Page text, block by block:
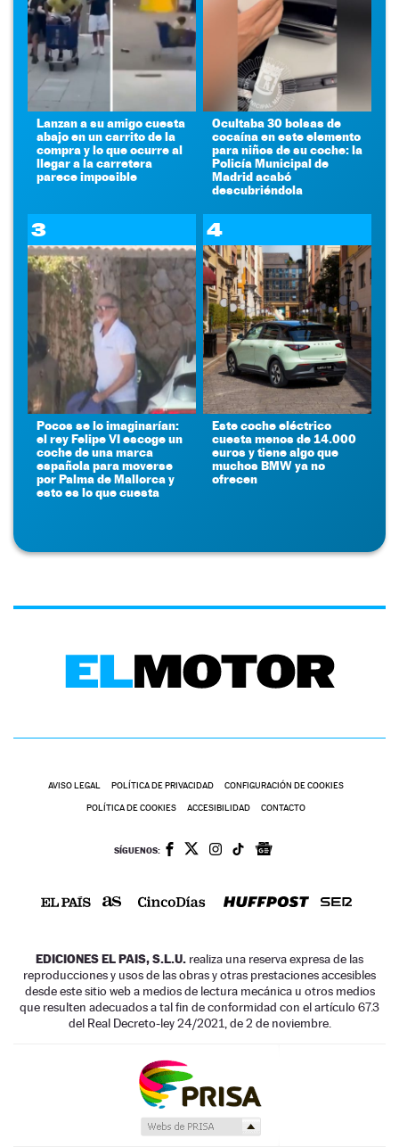
Lanzan a su amigo cuesta
abajo en un carrito de la
compra y lo que ocurre al
llegar a la carretera
parece imposible
Ocultaba 30 bolsas de
cocaína en este elemento
para niños de su coche: la
Policía Municipal de
Madrid acabó
descubriéndola
3
Pocos se lo imaginarían:
el rey Felipe VI escoge un
coche de una marca
española para moverse
por Palma de Mallorca y
esto es lo que cuesta
4
Este coche eléctrico
cuesta menos de 14.000
euros y tiene algo que
muchos BMW ya no
ofrecen
AVISO LEGAL POLÍTICA DE PRIVACIDAD CONFIGURACIÓN DE COOKIES
POLÍTICA DE COOKIES ACCESIBILIDAD CONTACTO
SÍGUENOS:
EDICIONES EL PAIS, S.L.U. realiza una reserva expresa de las
reproducciones y usos de las obras y otras prestaciones accesibles
desde este sitio web a medios de lectura mecánica u otros medios
que resulten adecuados a tal fin de conformidad con el artículo 67.3
del Real Decreto-ley 24/2021, de 2 de noviembre.